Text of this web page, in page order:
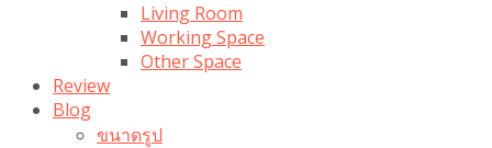
Living Room
Working Space
Other Space
Review
Blog
ขนาดรูป